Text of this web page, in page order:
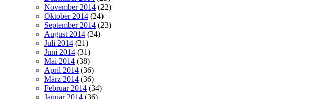
November 2014 (22)
Oktober 2014 (24)
September 2014 (23)
August 2014 (24)
Juli 2014 (21)
Juni 2014 (31)
Mai 2014 (38)
April 2014 (36)
März 2014 (36)
Februar 2014 (34)
Januar 2014 (36)